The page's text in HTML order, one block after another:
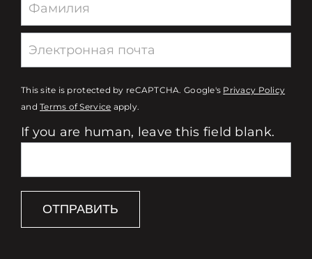
This site is protected by reCAPTCHA. Google's Privacy Policy
andTerms of Service apply.
If you are human, leave this field blank.
ОТПРАВИТЬ